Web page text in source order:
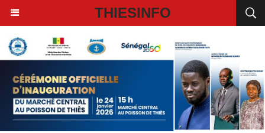
THIESINFO